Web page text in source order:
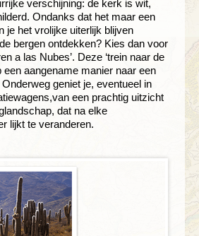
verschijning: de kerk is wit,
Ondanks dat het maar een
je het vrolijke uiterlijk blijven
bergen ontdekken? Kies dan voor
a las Nubes’. Deze ‘trein naar de
een aangename manier naar een
geniet je, eventueel in
een prachtig uitzicht
dat na elke
lijkt te veranderen.